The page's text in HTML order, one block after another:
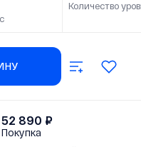
Количество
52 890 ₽
Покупка